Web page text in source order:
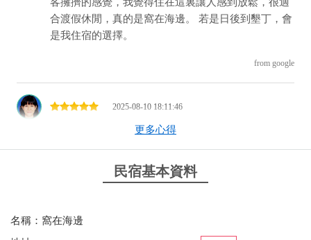
客擁擠的感覺，我覺得住在這裏讓人感到放鬆，很適
合渡假休閒，真的是窩在海邊。 若是日後到墾丁，會
是我住宿的選擇。
from google
2025-08-10 18:11:46
更多心得
民宿基本資料
名稱：窩在海邊